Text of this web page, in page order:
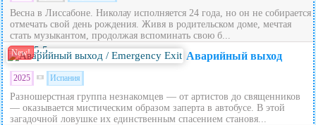
Весна в Лиссабоне. Николау исполняется 24 года, но он не собирается
отмечать свой день рождения. Живя в родительском доме, мечтая
стать музыкантом, продолжая вспоминать свою б...
New! 5.5 Аварийный выход
2025 Испания
Разношерстная группа незнакомцев — от артистов до священников
— оказывается мистическим образом заперта в автобусе. В этой
загадочной ловушке их единственным спасением становя...